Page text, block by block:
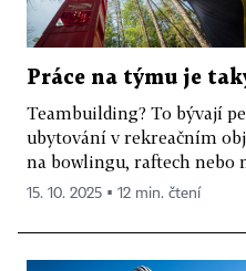
Práce na týmu je
Teambuilding? To bývají
ubytování v rekreačním
na bowlingu, raftech nebo
15. 10. 2025 ▪ 12 min. čtení